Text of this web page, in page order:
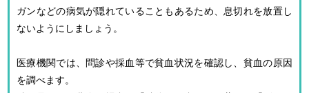
ガンなどの病気が隠れていることもあるため、息切れを放置し
ないようにしましょう。
医療機関では、問診や採血等で貧血状況を確認し、貧血の原因
を調べます。